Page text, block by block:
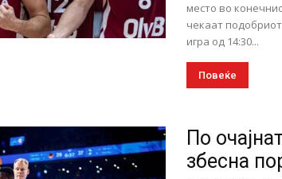
место во
чекаат подобриот
игра од 14:30...
Повеќе
По
збесна